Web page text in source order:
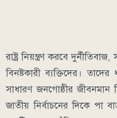
রাষ্ট্র নিয়ন্ত্রণ করবে দুর্নীতিবাজ,
বিনষ্টকারী ব্যক্তিদের।
সাধারণ জনগোষ্ঠীর
জাতীয় নির্বাচনের দিকে পা